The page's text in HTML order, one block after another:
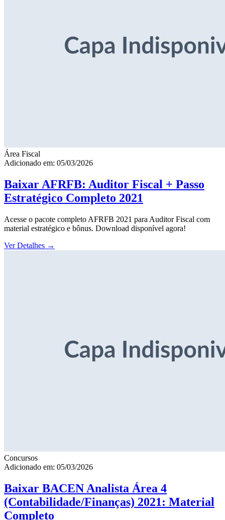
Área Fiscal
Adicionado em: 05/03/2026
Baixar AFRFB: Auditor Fiscal + Passo
Estratégico Completo 2021
Acesse o pacote completo AFRFB 2021 para Auditor Fiscal com
material estratégico e bônus. Download disponível agora!
Ver Detalhes →
Concursos
Adicionado em: 05/03/2026
Baixar BACEN Analista Área 4
(Contabilidade/Finanças) 2021: Material
Completo